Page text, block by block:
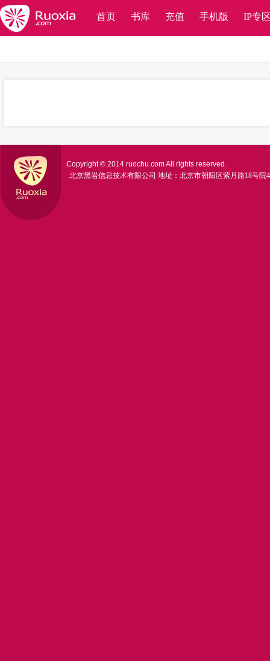
首页 书库 充值 手机版 IP专
Copyright © 2014 ruochu.com All rights reserved.
北京黑岩信息技术有限公司 地址：北京市朝阳区紫月路18号院